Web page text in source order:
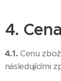
4.
4.1. Cenu
následujícími